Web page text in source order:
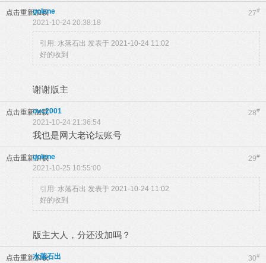
点击重新加载 27#
golene
2021-10-24 20:38:18
引用: 水落石出 发表于 2021-10-24 11:02
好的收到
谢谢版主
点击重新加载 28#
ovc2001
2021-10-24 21:36:54
我也是网大老论坛账号
点击重新加载 29#
golene
2021-10-25 10:55:00
引用: 水落石出 发表于 2021-10-24 11:02
好的收到
版主大人，分还没加吗？
点击重新加载 30#
水落石出